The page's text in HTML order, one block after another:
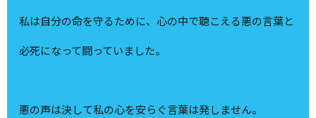
私は自分の命を守るために、心の中で聴こえる悪の言葉と
必死になって闘っていました。
悪の声は決して私の心を安らぐ言葉は発しません。